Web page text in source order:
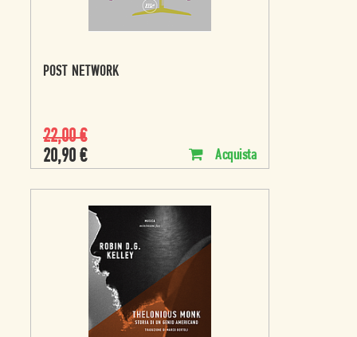
POST NETWORK
22,00€
20,90 € Acquista